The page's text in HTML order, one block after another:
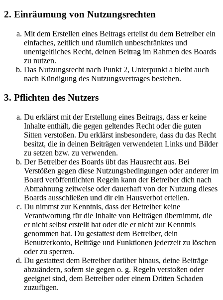
2. Einräumung von Nutzungsrechten
Mit dem Erstellen eines Beitrags erteilst du dem Betreiber ein
einfaches, zeitlich und räumlich unbeschränktes und
unentgeltliches Recht, deinen Beitrag im Rahmen des Boards
zu nutzen.
Das Nutzungsrecht nach Punkt 2, Unterpunkt a bleibt auch
nach Kündigung des Nutzungsvertrages bestehen.
3. Pflichten des Nutzers
Du erklärst mit der Erstellung eines Beitrags, dass er keine
Inhalte enthält, die gegen geltendes Recht oder die guten
Sitten verstoßen. Du erklärst insbesondere, dass du das Recht
besitzt, die in deinen Beiträgen verwendeten Links und Bilder
zu setzen bzw. zu verwenden.
Der Betreiber des Boards übt das Hausrecht aus. Bei
Verstößen gegen diese Nutzungsbedingungen oder anderer im
Board veröffentlichten Regeln kann der Betreiber dich nach
Abmahnung zeitweise oder dauerhaft von der Nutzung dieses
Boards ausschließen und dir ein Hausverbot erteilen.
Du nimmst zur Kenntnis, dass der Betreiber keine
Verantwortung für die Inhalte von Beiträgen übernimmt, die
er nicht selbst erstellt hat oder die er nicht zur Kenntnis
genommen hat. Du gestattest dem Betreiber, dein
Benutzerkonto, Beiträge und Funktionen jederzeit zu löschen
oder zu sperren.
Du gestattest dem Betreiber darüber hinaus, deine Beiträge
abzuändern, sofern sie gegen o. g. Regeln verstoßen oder
geeignet sind, dem Betreiber oder einem Dritten Schaden
zuzufügen.